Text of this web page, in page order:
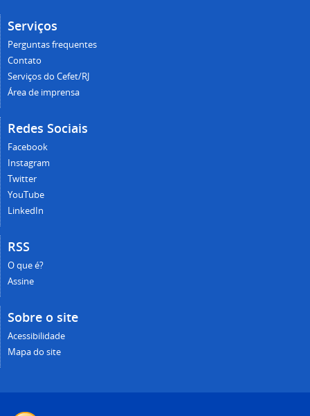
Serviços
Perguntas frequentes
Contato
Serviços do Cefet/RJ
Área de imprensa
Redes Sociais
Facebook
Instagram
Twitter
YouTube
LinkedIn
RSS
O que é?
Assine
Sobre o site
Acessibilidade
Mapa do site